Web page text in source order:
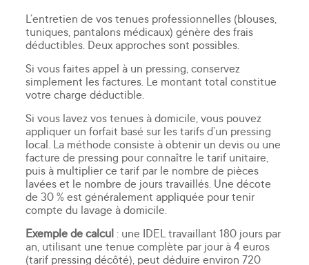
L’entretien de vos tenues professionnelles (blouses,
tuniques, pantalons médicaux) génère des frais
déductibles. Deux approches sont possibles.
Si vous faites appel à un pressing, conservez
simplement les factures. Le montant total constitue
votre charge déductible.
Si vous lavez vos tenues à domicile, vous pouvez
appliquer un forfait basé sur les tarifs d’un pressing
local. La méthode consiste à obtenir un devis ou une
facture de pressing pour connaître le tarif unitaire,
puis à multiplier ce tarif par le nombre de pièces
lavées et le nombre de jours travaillés. Une décote
de 30 % est généralement appliquée pour tenir
compte du lavage à domicile.
Exemple de calcul: une IDEL travaillant 180 jours par
an, utilisant une tenue complète par jour à 4 euros
(tarif pressing décôté), peut déduire environ 720